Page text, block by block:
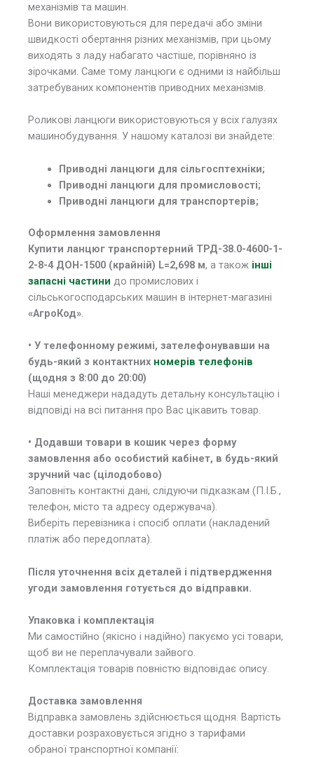
механізмів та машин.
Вони використовуються для передачі або зміни
швидкості обертання різних механізмів, при цьому
виходять з ладу набагато частіше, порівняно із
зірочками. Саме тому ланцюги є одними із найбільш
затребуваних компонентів приводних механізмів.
Роликові ланцюги використовуються у всіх галузях
машинобудування. У нашому каталозі ви знайдете:
Приводні ланцюги для сільгосптехніки;
Приводні ланцюги для промисловості;
Приводні ланцюги для транспортерів;
Оформлення замовлення
Купити ланцюг транспортерний ТРД-38.0-4600-1-
2-8-4 ДОН-1500 (крайній) L=2,698 м, а також інші
запасні частини до промислових і
сільськогосподарських машин в інтернет-магазині
«АгроКод»
• У телефонному режимі, зателефонувавши на
будь-який з контактних номерів телефонів
(щодня з 8:00 до 20:00)
Наші менеджери нададуть детальну консультацію і
відповіді на всі питання про Вас цікавить товар.
• Додавши товари в кошик через форму
замовлення або особистий кабінет, в будь-який
зручний час (цілодобово)
Заповніть контактні дані, слідуючи підказкам (П.І.Б.,
телефон, місто та адресу одержувача).
Виберіть перевізника і спосіб оплати (накладений
платіж або передоплата).
Після уточнення всіх деталей і підтвердження
угоди замовлення готується до відправки.
Упаковка і комплектація
Ми самостійно (якісно і надійно) пакуємо усі товари,
щоб ви не переплачували зайвого.
Комплектація товарів повністю відповідає опису.
Доставка замовлення
Відправка замовлень здійснюється щодня. Вартість
доставки розраховується згідно з тарифами
обраної транспортної компанії: